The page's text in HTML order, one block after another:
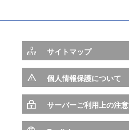
サイトマップ
個人情報保護について
サーバーご利用上の注意